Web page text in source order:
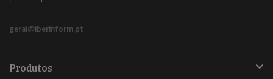
geral@iberinform.pt
Produtos